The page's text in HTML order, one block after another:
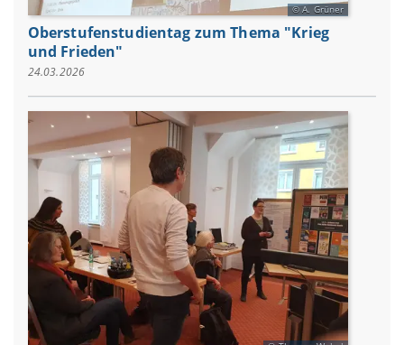
A. Grüner
Oberstufenstudientag zum Thema "Krieg
und Frieden"
24.03.2026